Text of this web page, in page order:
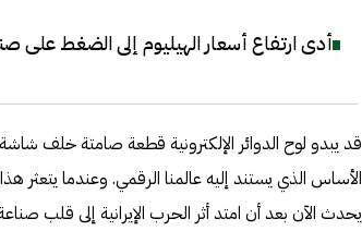
أدى ارتفاع أسعار الهيليوم إلى الضغط على
قد يبدو لوح الدوائر الإلكترونية قطعة صامتة خلف
الأساس الذي يستند إليه عالمنا الرقمي. وعندما
يحدث الآن بعد أن امتد أثر الحرب الإيرانية إلى قلب